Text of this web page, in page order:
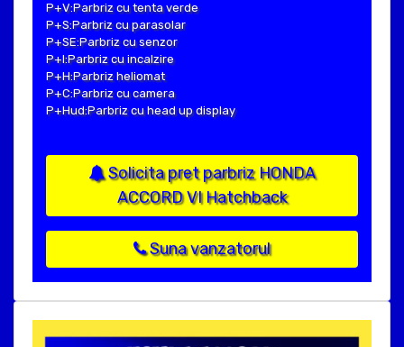
P+V:Parbriz cu tenta verde
P+S:Parbriz cu parasolar
P+SE:Parbriz cu senzor
P+I:Parbriz cu incalzire
P+H:Parbriz heliomat
P+C:Parbriz cu camera
P+Hud:Parbriz cu head up display
Solicita pret parbriz HONDA
ACCORD VI Hatchback
Suna vanzatorul